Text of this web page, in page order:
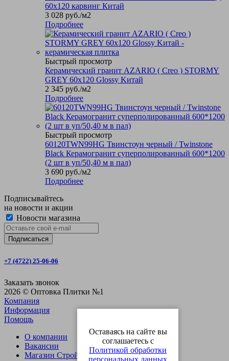
60х120 карвинг Китай
3 028 руб./м2
Подробнее
Быстрый просмотр
Керамический гранит AZARIO ( Creo ) STORMY
GREY 60х120 Glossy Kитай
2 345 руб./м2
Подробнее
Быстрый просмотр
60120TWN99HG Твинстоун черный / Twinstone
Black Керамогранит суперполированный 600*1200
(2 шт в уп/50,40 м в пал)
3 690 руб./м2
Подробнее
Подписывайтесь
на новости и акции
Новости магазина
+7 (4722) 25-06-06
Заказать звонок
2026 © Оптовка Плитки №1
Компания
Информация
Помощь
О компании
Вакансии
Магазин СтройОпт
Оставаясь на сайте вы
соглашаетесь с
Политикой обработки
персональных данных